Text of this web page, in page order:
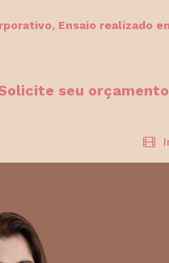
Ensaio realizado
seu